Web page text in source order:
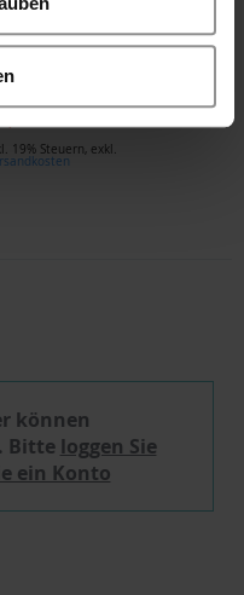
Enna
bestickt
€
19% Steuern, exkl.
können
Bitte loggen Sie
ein Konto